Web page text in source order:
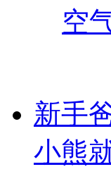
空
新手
小熊